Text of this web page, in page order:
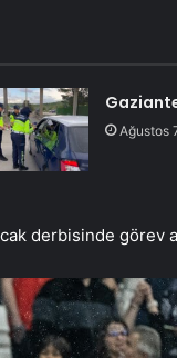
Ağustos
derbisinde görev